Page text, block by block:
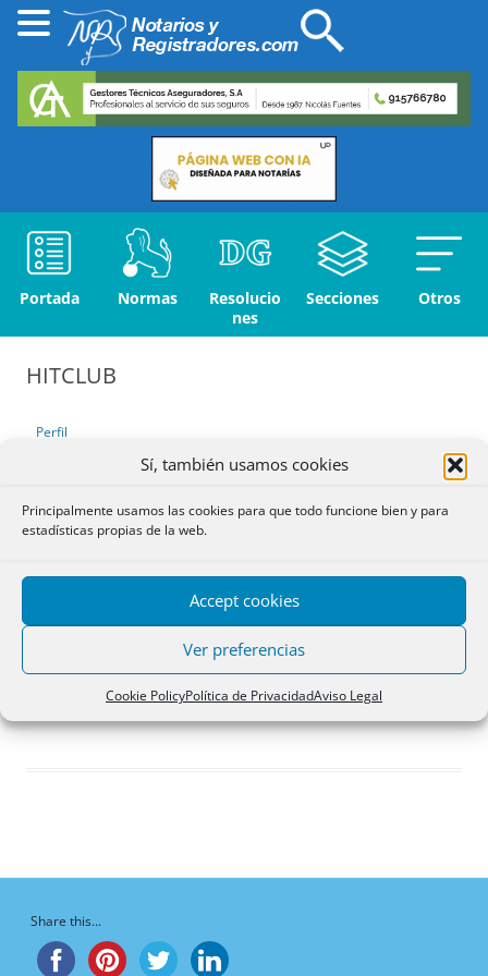
Sí, también usamos cookies
Principalmente usamos las cookies para que todo funcione bien y para
estadísticas propias de la web.
Accept cookies
Ver preferencias
Cookie PolicyPolítica de PrivacidadAviso Legal
Portada Normas
Resolucio
nes
Secciones Otros
HITCLUB
Perfil
Debates iniciados
Respuestas creadas
Participaciones
Favoritos
Debates en los que
participa
¡Vaya, no hay debates aquí!
Share this...